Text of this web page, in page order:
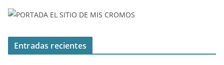
Entradas recientes